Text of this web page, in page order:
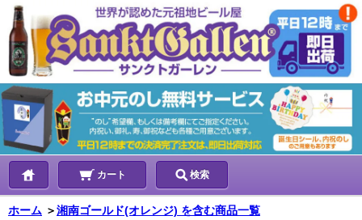
カート 検索
ホーム ＞湘南ゴールド(オレンジ) を含む商品一覧